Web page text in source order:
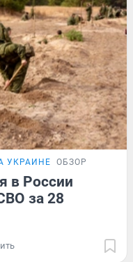
УКРАИНЕ ОБЗОР
в России
за 28